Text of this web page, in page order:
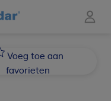
Voeg toe aan
favorieten